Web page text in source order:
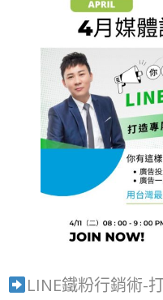
LINE鐵粉行銷術-